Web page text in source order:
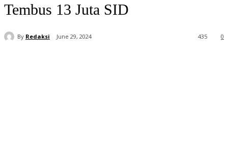
Tembus 13 Juta SID
By Redaksi June 29, 2024 0
435